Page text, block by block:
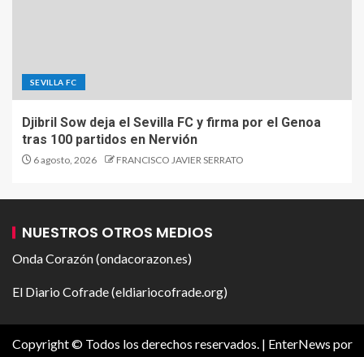
SEVILLA FC
Djibril Sow deja el Sevilla FC y firma por el Genoa
tras 100 partidos en Nervión
6 agosto, 2026 FRANCISCO JAVIER SERRATO
NUESTROS OTROS MEDIOS
Onda Corazón (ondacorazon.es)
El Diario Cofrade (eldiariocofrade.org)
Copyright © Todos los derechos reservados. | EnterNews por